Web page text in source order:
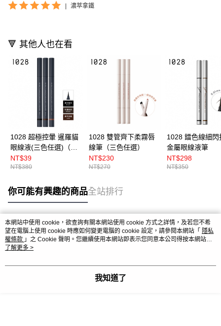
濃萃拿鐵
🔻 其他人也在看
1028 超極控暈 暹羅貓
眼線液(三色任選)（特
濃咖啡效期至2026-09-
21）
NT$39
NT$380
1028 雙管齊下柔霧唇
線筆（三色任選）
NT$230
NT$270
1028 鐳色線細閃
金屬眼線液筆
NT$298
NT$350
你可能有興趣的商品全站排行
熱門標籤
本網站中使用 cookie，欲查詢有關本網站使用 cookie 方式之詳情，及若您不希
望在電腦上使用 cookie 時應如何變更電腦的 cookie 設定，請參閱本網站「 隱私
權條款 」之 Cookie 聲明。您繼續使用本網站即表示您同意本公司得按本網站使
用條款之 Cookie 聲明使用 cookie。
了解更多 >
我知道了